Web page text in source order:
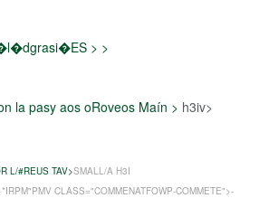
> >
la pasy aos oRoveos Maín > h3iv>
L/#REUS TAV>SMALL/A H3I
PM"PMV CLASS="COMMENATFOWP-COMMETE">-